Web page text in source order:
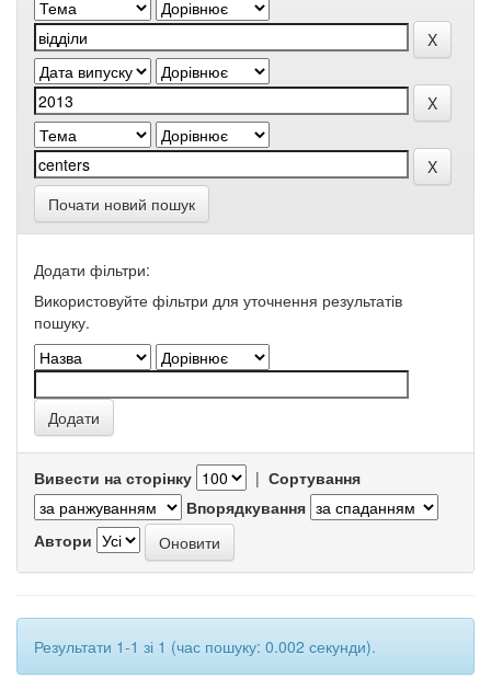
Почати новий пошук
Додати фільтри:
Використовуйте фільтри для уточнення результатів
пошуку.
Вивести на сторінку | Сортування
Впорядкування
Автори
Результати 1-1 зі 1 (час пошуку: 0.002 секунди).